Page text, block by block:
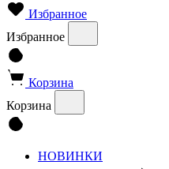
Избранное
Избранное
Корзина
Корзина
НОВИНКИ